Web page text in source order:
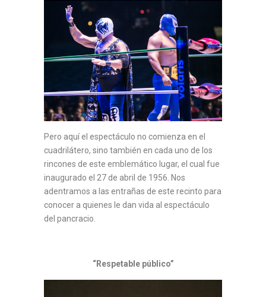
Pero aquí el espectáculo no comienza en el
cuadrilátero, sino también en cada uno de los
rincones de este emblemático lugar, el cual fue
inaugurado el 27 de abril de 1956. Nos
adentramos a las entrañas de este recinto para
conocer a quienes le dan vida al espectáculo
del pancracio.
“Respetable público”